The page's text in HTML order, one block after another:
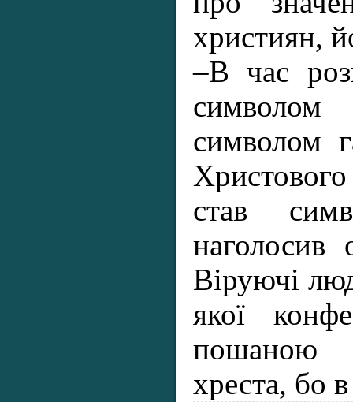
християн,
–В час
символом
став
Віруючі
якої
пошаною
хреста, бо